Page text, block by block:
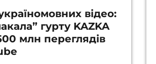
відео:
гурту KAZKA
млн переглядів